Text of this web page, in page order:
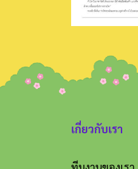
เกี่ยวกับเรา